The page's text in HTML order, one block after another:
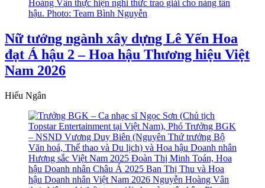
Nữ tướng ngành xây dựng Lê Yến Hoa
đạt Á hậu 2 – Hoa hậu Thương hiệu Việt
Nam 2026
Hiếu Ngân